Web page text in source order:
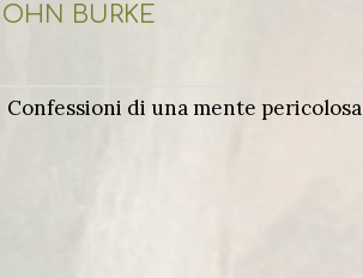
BURKE
Confessioni di una mente pericolosa